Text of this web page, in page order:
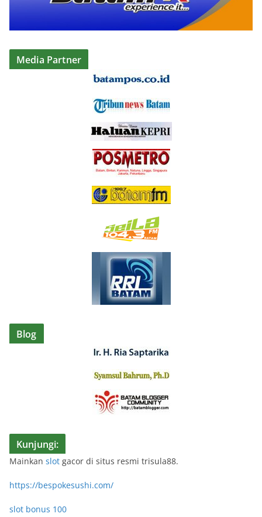
Media Partner
Blog
Kunjungi:
Mainkan slot gacor di situs resmi trisula88.
https://bespokesushi.com/
slot bonus 100